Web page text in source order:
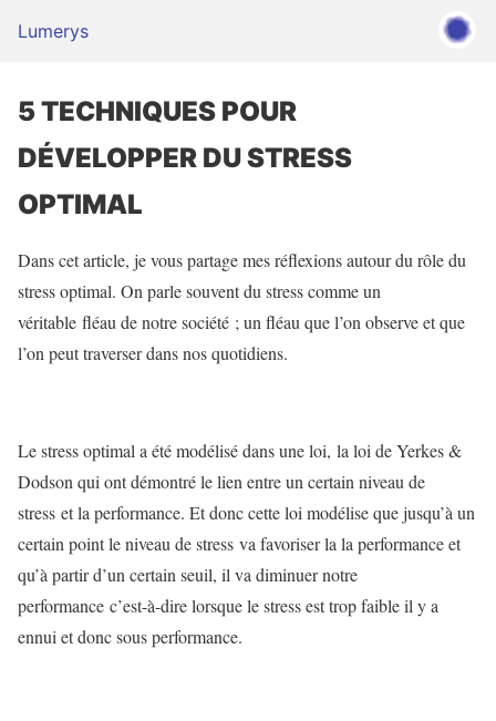
Lumerys
5 TECHNIQUES POUR
DÉVELOPPER DU STRESS
OPTIMAL
Dans cet article, je vous partage mes réflexions autour du rôle du
stress optimal. On parle souvent du stress comme un
véritable fléau de notre société ; un fléau que l’on observe et que
l’on peut traverser dans nos quotidiens.
Le stress optimal a été modélisé dans une loi, la loi de Yerkes &
Dodson qui ont démontré le lien entre un certain niveau de
stress et la performance. Et donc cette loi modélise que jusqu’à un
certain point le niveau de stress va favoriser la la performance et
qu’à partir d’un certain seuil, il va diminuer notre
performance c’est-à-dire lorsque le stress est trop faible il y a
ennui et donc sous performance.